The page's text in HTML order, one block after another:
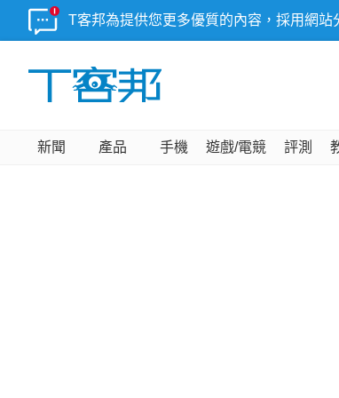
T客邦為提供您更多優質的內容，採用網
新聞 產品 手機 遊戲/電競 評測